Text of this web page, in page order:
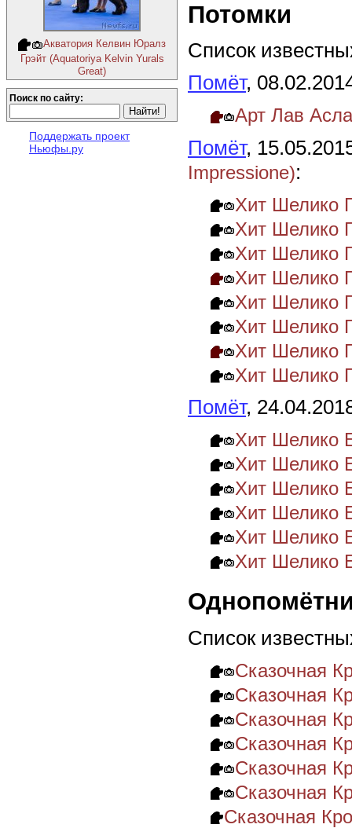
Акватория Келвин Юралз
Грэйт (Aquatoriya Kelvin Yurals
Great)
Поиск по сайту:
Поддержать проект
Ньюфы.ру
Потомки
Список
Помёт,
Арт Лав
Помёт,
Impressione):
Хит Шелико
Хит Шелико
Хит Шелико
Хит Шелико
Хит Шелико
Хит Шелико
Хит Шелико
Хит Шелико
Помёт,
Хит Шелико
Хит Шелико
Хит Шелико
Хит Шелико
Хит Шелико
Хит Шелико
Список
Сказочная
Сказочная
Сказочная
Сказочная
Сказочная
Сказочная
Сказочная